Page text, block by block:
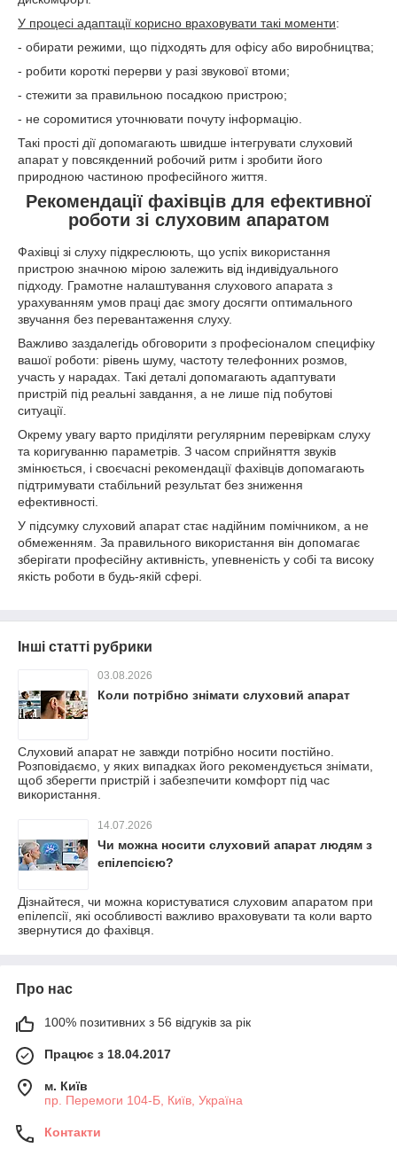
У процесі адаптації корисно враховувати такі моменти:
- обирати режими, що підходять для офісу або виробництва;
- робити короткі перерви у разі звукової втоми;
- стежити за правильною посадкою пристрою;
- не соромитися уточнювати почуту інформацію.
Такі прості дії допомагають швидше інтегрувати слуховий
апарат у повсякденний робочий ритм і зробити його
природною частиною професійного життя.
Рекомендації фахівців для ефективної
роботи зі слуховим апаратом
Фахівці зі слуху підкреслюють, що успіх використання
пристрою значною мірою залежить від індивідуального
підходу. Грамотне налаштування слухового апарата з
урахуванням умов праці дає змогу досягти оптимального
звучання без перевантаження слуху.
Важливо заздалегідь обговорити з професіоналом специфіку
вашої роботи: рівень шуму, частоту телефонних розмов,
участь у нарадах. Такі деталі допомагають адаптувати
пристрій під реальні завдання, а не лише під побутові
ситуації.
Окрему увагу варто приділяти регулярним перевіркам слуху
та коригуванню параметрів. З часом сприйняття звуків
змінюється, і своєчасні рекомендації фахівців допомагають
підтримувати стабільний результат без зниження
ефективності.
У підсумку слуховий апарат стає надійним помічником, а не
обмеженням. За правильного використання він допомагає
зберігати професійну активність, упевненість у собі та високу
якість роботи в будь-якій сфері.
Інші статті рубрики
03.08.2026
Коли потрібно знімати слуховий апарат
Слуховий апарат не завжди потрібно носити постійно.
Розповідаємо, у яких випадках його рекомендується знімати,
щоб зберегти пристрій і забезпечити комфорт під час
використання.
14.07.2026
Чи можна носити слуховий апарат людям з
епілепсією?
Дізнайтеся, чи можна користуватися слуховим апаратом при
епілепсії, які особливості важливо враховувати та коли варто
звернутися до фахівця.
Про нас
100% позитивних з 56 відгуків за рік
Працює з 18.04.2017
м. Київ
пр. Перемоги 104-Б, Київ, Україна
Контакти